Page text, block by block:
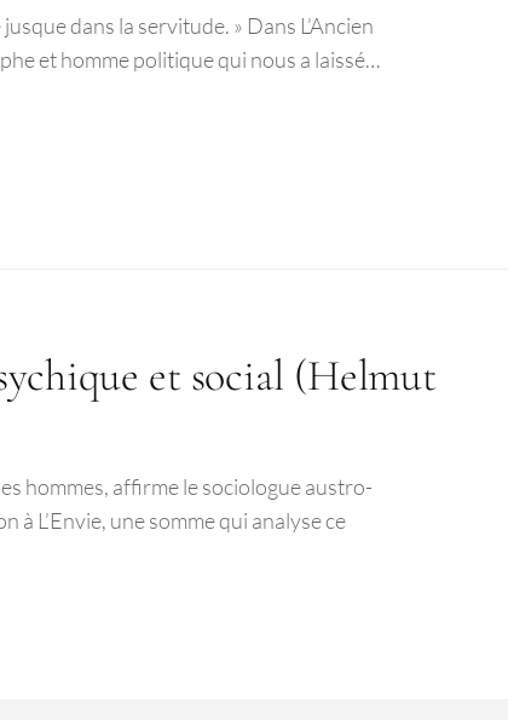
dans la servitude. » Dans L’Ancien
et homme politique qui nous a laissé…
et social (Helmut
hommes, affirme le sociologue austro-
L’Envie, une somme qui analyse ce